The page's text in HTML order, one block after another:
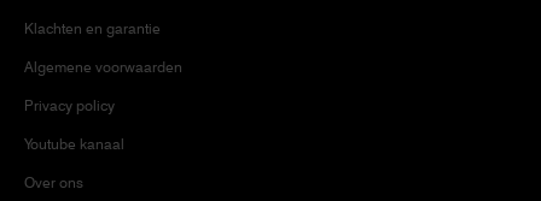
Klachten en garantie
Algemene voorwaarden
Privacy policy
Youtube kanaal
Over ons